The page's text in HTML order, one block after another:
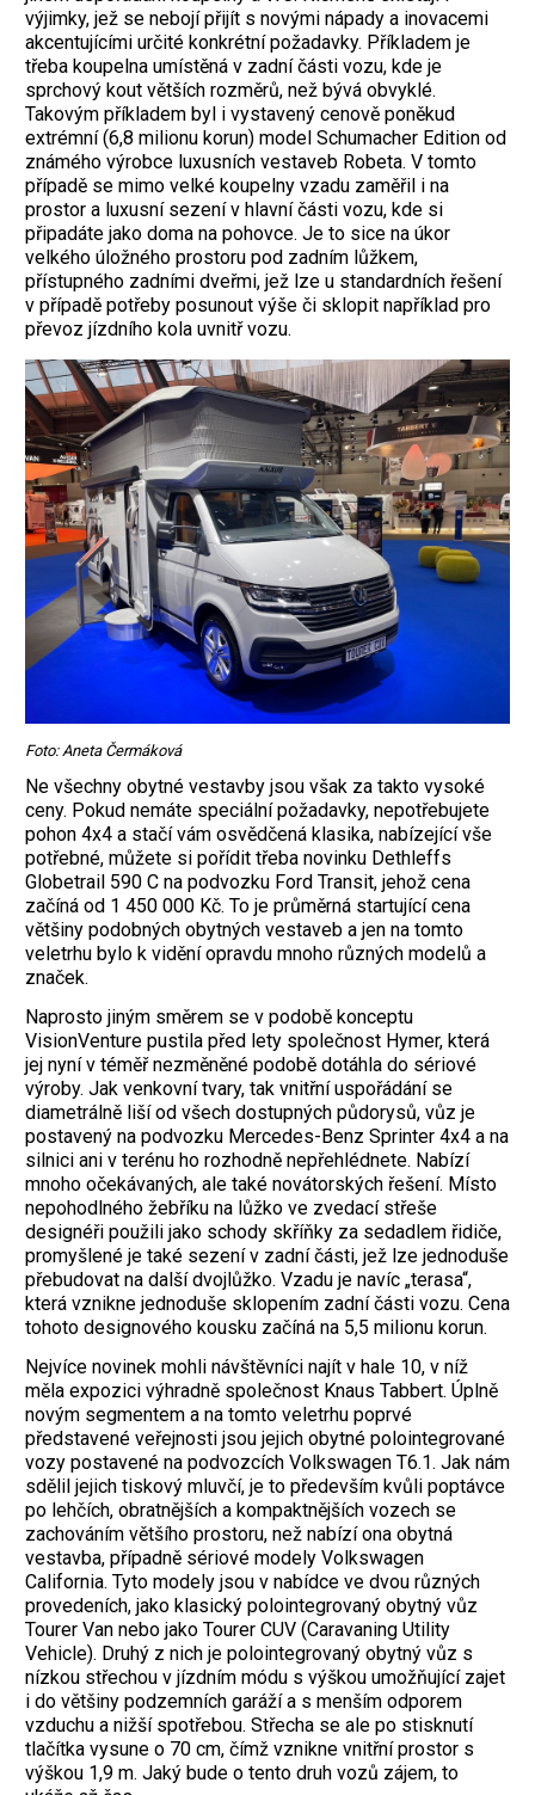
výjimky, jež se nebojí přijít s novými nápady a inovacemi
akcentujícími určité konkrétní požadavky. Příkladem je
třeba koupelna umístěná v zadní části vozu, kde je
sprchový kout větších rozměrů, než bývá obvyklé.
Takovým příkladem byl i vystavený cenově poněkud
extrémní (6,8 milionu korun) model Schumacher Edition od
známého výrobce luxusních vestaveb Robeta. V tomto
případě se mimo velké koupelny vzadu zaměřil i na
prostor a luxusní sezení v hlavní části vozu, kde si
připadáte jako doma na pohovce. Je to sice na úkor
velkého úložného prostoru pod zadním lůžkem,
přístupného zadními dveřmi, jež lze u standardních řešení
v případě potřeby posunout výše či sklopit například pro
převoz jízdního kola uvnitř vozu.
Foto: Aneta Čermáková
Ne všechny obytné vestavby jsou však za takto vysoké
ceny. Pokud nemáte speciální požadavky, nepotřebujete
pohon 4x4 a stačí vám osvědčená klasika, nabízející vše
potřebné, můžete si pořídit třeba novinku Deth­leffs
Globetrail 590 C na podvozku Ford Transit, jehož cena
začíná od 1 450 000 Kč. To je průměrná startující cena
většiny podobných obytných vestaveb a jen na tomto
veletrhu bylo k vidění opravdu mnoho různých modelů a
značek.
Naprosto jiným směrem se v podobě konceptu
VisionVenture pustila před lety společnost Hymer, která
jej nyní v téměř nezměněné podobě dotáhla do sériové
výroby. Jak venkovní tvary, tak vnitřní uspořádání se
diametrálně liší od všech dostupných půdorysů, vůz je
postavený na podvozku Mercedes-Benz Sprinter 4x4 a na
silnici ani v terénu ho rozhodně nepřehlédnete. Nabízí
mnoho očekávaných, ale také novátorských řešení. Místo
nepohodlného žebříku na lůžko ve zvedací střeše
designéři použili jako schody skříňky za sedadlem řidiče,
promyšlené je také sezení v zadní části, jež lze jednoduše
přebudovat na další dvojlůžko. Vzadu je navíc „terasa“,
která vznikne jednoduše sklopením zadní části vozu. Cena
tohoto designového kousku začíná na 5,5 milionu korun.
Nejvíce novinek mohli návštěvníci najít v hale 10, v níž
měla expozici výhradně společnost Knaus Tabbert. Úplně
novým segmentem a na tomto veletrhu poprvé
představené veřejnosti jsou jejich obytné polointegrované
vozy postavené na podvozcích Volkswagen T6.1. Jak nám
sdělil jejich tiskový mluvčí, je to především kvůli poptávce
po lehčích, obratnějších a kompaktnějších vozech se
zachováním většího prostoru, než nabízí ona obytná
vestavba, případně sériové modely Volkswagen
California. Tyto modely jsou v nabídce ve dvou různých
provedeních, jako klasický polointegrovaný obytný vůz
Tourer Van nebo jako Tourer CUV (Caravaning Utility
Vehicle). Druhý z nich je polointegrovaný obytný vůz s
nízkou střechou v jízdním módu s výškou umožňující zajet
i do většiny podzemních garáží a s menším odporem
vzduchu a nižší spotřebou. Střecha se ale po stisknutí
tlačítka vysune o 70 cm, čímž vznikne vnitřní prostor s
výškou 1,9 m. Jaký bude o tento druh vozů zájem, to